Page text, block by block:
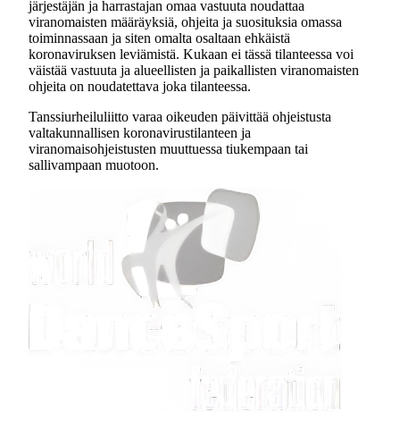
järjestäjän ja harrastajan omaa vastuuta noudattaa
viranomaisten määräyksiä, ohjeita ja suosituksia omassa
toiminnassaan ja siten omalta osaltaan ehkäistä
koronaviruksen leviämistä. Kukaan ei tässä tilanteessa voi
väistää vastuuta ja alueellisten ja paikallisten viranomaisten
ohjeita on noudatettava joka tilanteessa.
Tanssiurheiluliitto varaa oikeuden päivittää ohjeistusta
valtakunnallisen koronavirustilanteen ja
viranomaisohjeistusten muuttuessa tiukempaan tai
sallivampaan muotoon.